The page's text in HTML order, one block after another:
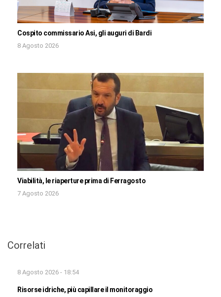
Cospito commissario Asi, gli auguri di Bardi
8 Agosto 2026
Viabilità, le riaperture prima di Ferragosto
7 Agosto 2026
Correlati
8 Agosto 2026 - 18:54
Risorse idriche, più capillare il monitoraggio